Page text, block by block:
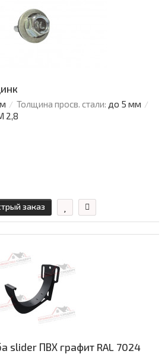
Толщина просв. стали: до 5 мм
2,8
заказ
slider ПВХ графит RAL 7024